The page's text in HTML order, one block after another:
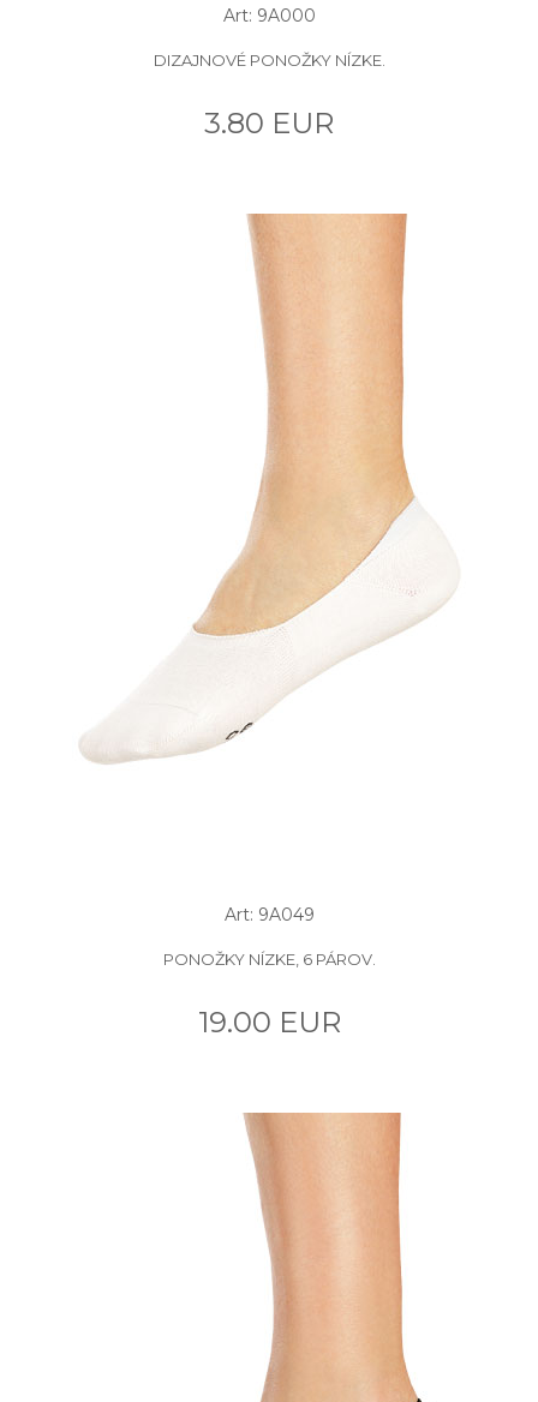
Art: 9A000
DIZAJNOVÉ PONOŽKY NÍZKE.
3.80 EUR
Art: 9A049
PONOŽKY NÍZKE, 6 PÁROV.
19.00 EUR